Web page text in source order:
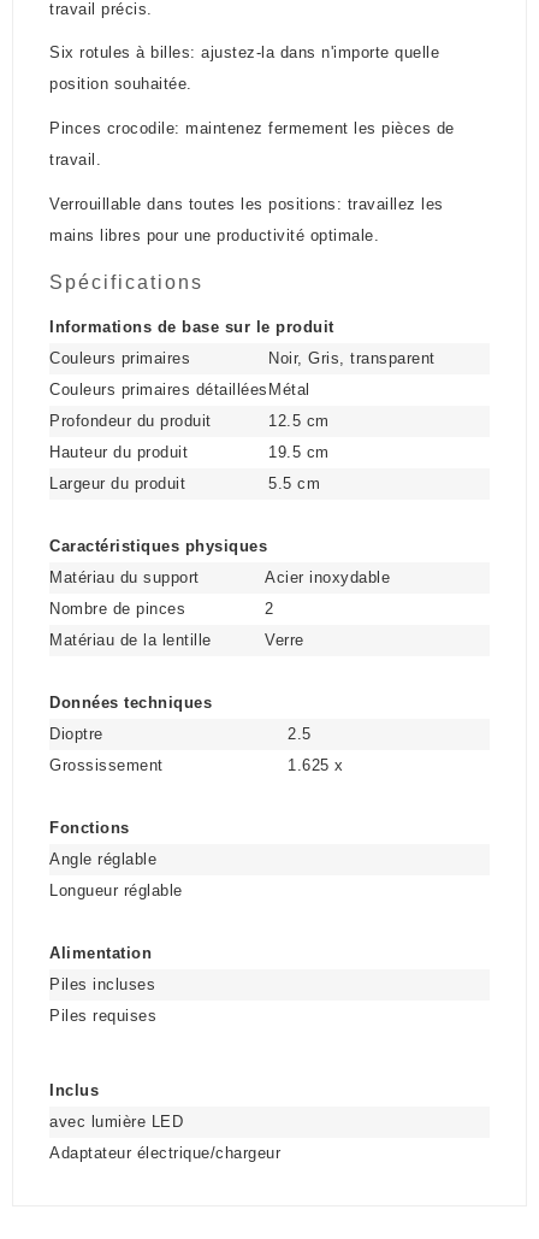
travail précis.
Six rotules à billes: ajustez-la dans n'importe quelle
position souhaitée.
Pinces crocodile: maintenez fermement les pièces de
travail.
Verrouillable dans toutes les positions: travaillez les
mains libres pour une productivité optimale.
Spécifications
Informations de base sur le produit
Couleurs primaires
Noir, Gris, transparent
Couleurs primaires détaillées Métal
Profondeur du produit
12.5 cm
Hauteur du produit
19.5 cm
Largeur du produit
5.5 cm
Caractéristiques physiques
Matériau du support
Acier inoxydable
Nombre de pinces
2
Matériau de la lentille
Verre
Données techniques
Dioptre
2.5
Grossissement
1.625 x
Fonctions
Angle réglable
Longueur réglable
Alimentation
Piles incluses
Piles requises
Inclus
avec lumière LED
Adaptateur électrique/chargeur